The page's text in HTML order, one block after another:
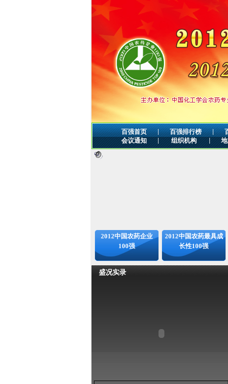
百强首页 | 百强排行榜 |
会议通知
| 组织机构 |
2012中国农药企业
100强
2012中国农药最具成
长性100强
盛况实录